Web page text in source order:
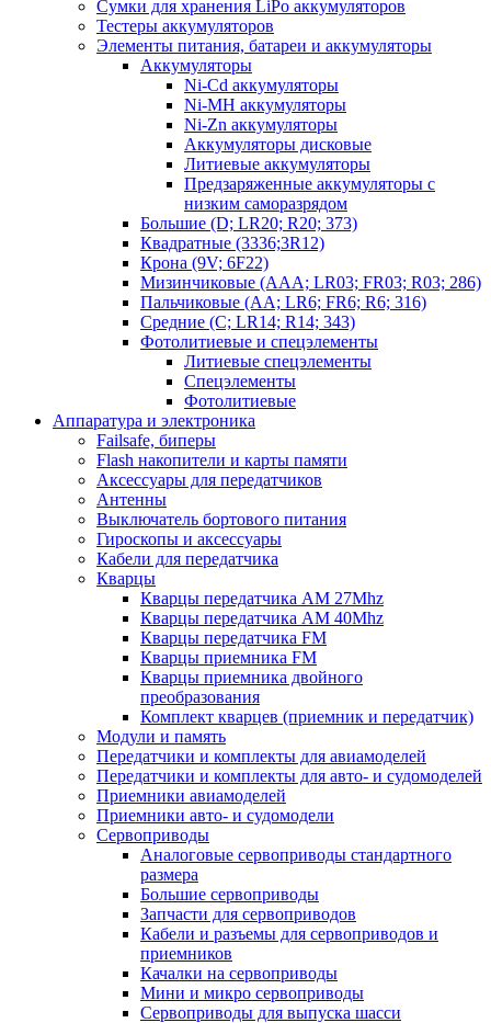
Сумки для хранения LiPo аккумуляторов
Тестеры аккумуляторов
Элементы питания, батареи и аккумуляторы
Аккумуляторы
Ni-Cd аккумуляторы
Ni-MH аккумуляторы
Ni-Zn аккумуляторы
Аккумуляторы дисковые
Литиевые аккумуляторы
Предзаряженные аккумуляторы с
низким саморазрядом
Большие (D; LR20; R20; 373)
Квадратные (3336;3R12)
Крона (9V; 6F22)
Мизинчиковые (AAA; LR03; FR03; R03; 286)
Пальчиковые (AA; LR6; FR6; R6; 316)
Средние (C; LR14; R14; 343)
Фотолитиевые и спецэлементы
Литиевые спецэлементы
Спецэлементы
Фотолитиевые
Аппаратура и электроника
Failsafe, биперы
Flash накопители и карты памяти
Аксессуары для передатчиков
Антенны
Выключатель бортового питания
Гироскопы и аксессуары
Кабели для передатчика
Кварцы
Кварцы передатчика AM 27Mhz
Кварцы передатчика AM 40Mhz
Кварцы передатчика FM
Кварцы приемника FM
Кварцы приемника двойного
преобразования
Комплект кварцев (приемник и передатчик)
Модули и память
Передатчики и комплекты для авиамоделей
Передатчики и комплекты для авто- и судомоделей
Приемники авиамоделей
Приемники авто- и судомодели
Сервоприводы
Аналоговые сервоприводы стандартного
размера
Большие сервоприводы
Запчасти для сервоприводов
Кабели и разъемы для сервоприводов и
приемников
Качалки на сервоприводы
Мини и микро сервоприводы
Сервоприводы для выпуска шасси